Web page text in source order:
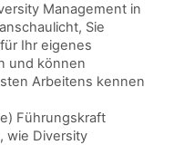
Management in
Sie
Ihr eigenes
und können
Arbeitens kennen
Führungskraft
wie Diversity